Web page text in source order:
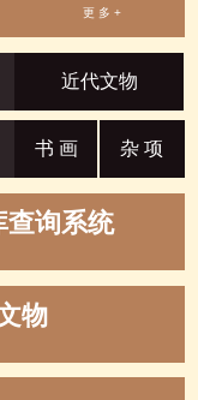
更 多 +
近代文物
书 画 杂 项
查询系统
物